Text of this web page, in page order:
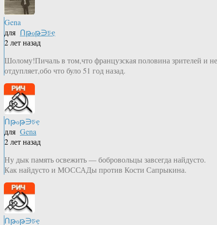
Gena
для Ոթℴթ∋চҿ
2 лет назад
Шолому!Пичаль в том,что французская половина зрителей и не
отдупляет,обо что було 51 год назад.
Ոթℴթ∋চҿ
для Gena
2 лет назад
Ну дык память освежить — бобровольцы завсегда найдусто.
Как найдусто и МОССАДы против Кости Сапрыкина.
Ոթℴթ∋চҿ